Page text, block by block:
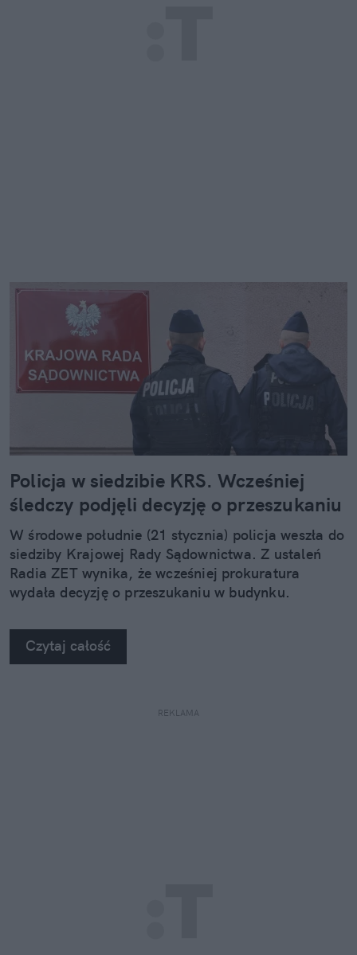
Policja w siedzibie KRS. Wcześniej
śledczy podjęli decyzję o przeszukaniu
W środowe południe (21 stycznia) policja weszła do
siedziby Krajowej Rady Sądownictwa. Z ustaleń
Radia ZET wynika, że wcześniej prokuratura
wydała decyzję o przeszukaniu w budynku.
Czytaj całość
REKLAMA